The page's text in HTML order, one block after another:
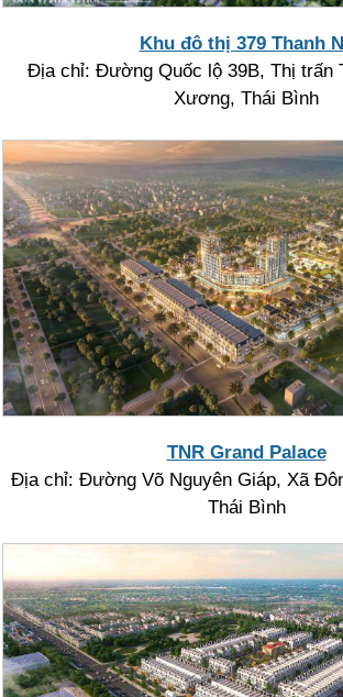
Khu đô thị 379 Thanh
Địa chỉ: Đường Quốc lộ 39B, Thị trấn
Xương, Thái Bình
TNR Grand Palace
Địa chỉ: Đường Võ Nguyên Giáp, Xã
Thái Bình